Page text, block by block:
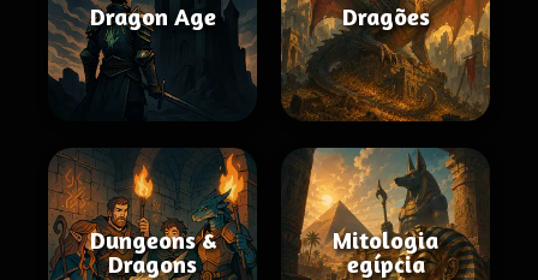
Dragon Age Dragões
Dungeons &
Dragons
Mitologia
egípcia